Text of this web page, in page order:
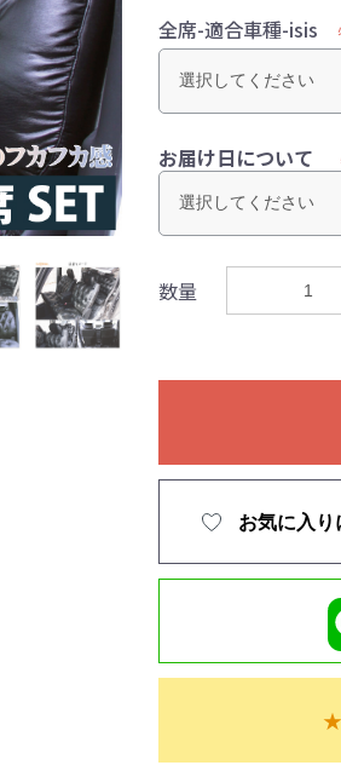
全席-適合車種-isis
お届け日について
数量
お気に入り
★